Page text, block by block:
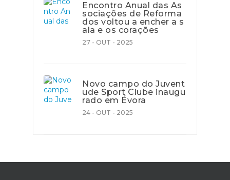
Encontro Anual das As
sociações de Reforma
dos voltou a encher a s
ala e os corações
27 - OUT - 2025
Novo campo do Juvent
ude Sport Clube inaugu
rado em Évora
24 - OUT - 2025